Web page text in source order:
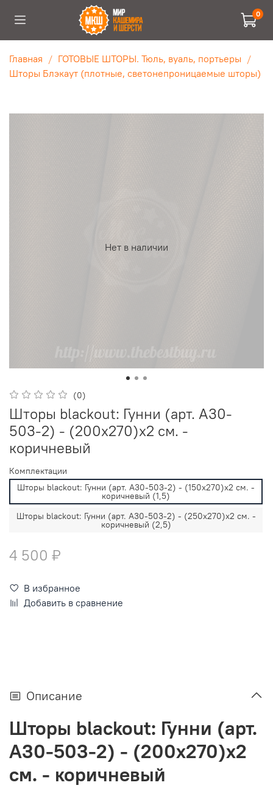
0
Главная
ГОТОВЫЕ ШТОРЫ. Тюль, вуаль, портьеры
Шторы Блэкаут (плотные, светонепроницаемые шторы)
Нет в наличии
(0)
Шторы blackout: Гунни (арт. А30-
503-2) - (200х270)х2 см. -
коричневый
Комплектации
Шторы blackout: Гунни (арт. А30-503-2) - (150х270)х2 см. -
коричневый (1,5)
Шторы blackout: Гунни (арт. А30-503-2) - (250х270)х2 см. -
коричневый (2,5)
4 500 ₽
В избранное
Добавить в сравнение
Описание
Шторы blackout: Гунни (арт.
А30-503-2) - (200х270)х2
см. - коричневый